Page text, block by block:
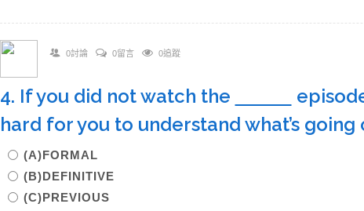
0討論 0留言 0追蹤
4. If you did not watch the
hard for you to understand what’s
(A)FORMAL
(B)DEFINITIVE
(C)PREVIOUS